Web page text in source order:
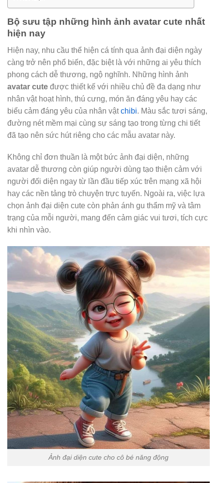
Bộ sưu tập những hình ảnh avatar cute nhất
hiện nay
Hiện nay, nhu cầu thể hiện cá tính qua ảnh đại diện ngày
càng trở nên phổ biến, đặc biệt là với những ai yêu thích
phong cách dễ thương, ngộ nghĩnh. Những hình ảnh
avatar cute được thiết kế với nhiều chủ đề đa dạng như
nhân vật hoạt hình, thú cưng, món ăn đáng yêu hay các
biểu cảm đáng yêu của nhân vậtchibi. Màu sắc tươi sáng,
đường nét mềm mại cùng sự sáng tạo trong từng chi tiết
đã tạo nên sức hút riêng cho các mẫu avatar này.
Không chỉ đơn thuần là một bức ảnh đại diện, những
avatar dễ thương còn giúp người dùng tạo thiện cảm với
người đối diện ngay từ lần đầu tiếp xúc trên mạng xã hội
hay các nền tảng trò chuyện trực tuyến. Ngoài ra, việc lựa
chọn ảnh đại diện cute còn phản ánh gu thẩm mỹ và tâm
trạng của mỗi người, mang đến cảm giác vui tươi, tích cực
khi nhìn vào.
Ảnh đại diện cute cho cô bé năng động